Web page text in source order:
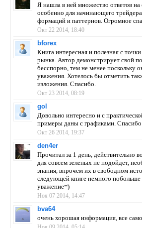
Я нашла в ней множество ответов
особенно для начинающего
формаций и паттернов. Огромное
Окт 22 2014, 18:40
bforex
Книга интересная и полезная с
рынка. Автор демонстрирует свой
бесспорно, тем не менее поскольку
уважения. Хотелось бы отметить
изложения. Спасибо.
Окт 23 2014, 08:19
gol
Довольно интересно и с
примеры даны с графиками.
Окт 26 2014, 19:37
den4er
Прочитал за 1 день, действительно
для совсем зеленых не подойдет,
знания, впрочем их в свободном
следующей книге немного
уважение=)
Ноя 07 2014, 14:47
bva64
очень хорошая информация, все